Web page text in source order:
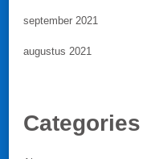
september 2021
augustus 2021
Categories